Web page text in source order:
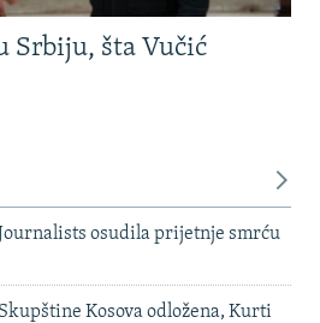
Srbiju, šta Vučić
osudila prijetnje smrću
Kosova odložena, Kurti